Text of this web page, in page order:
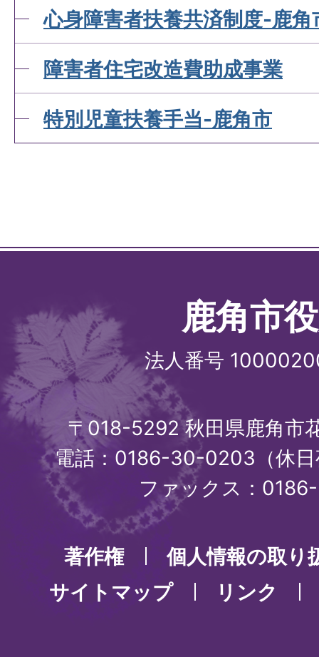
心身障害者扶養共済制度-鹿角
障害者住宅改造費助成事業
特別児童扶養手当-鹿角市
鹿角市
法人番号
〒018-5292 秋田県鹿角市
電話：0186-30-0203（休
ファックス：
著作権
個人情報の取り
サイトマップ
リンク